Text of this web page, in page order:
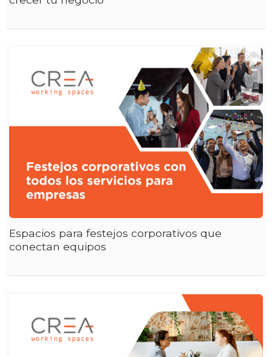
Espacios para festejos corporativos que
conectan equipos